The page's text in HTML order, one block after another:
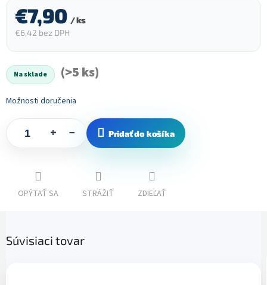
€7,90 / ks
€6,42 bez DPH
Na sklade
(>5 ks)
Možnosti doručenia
+ − Pridať do košíka
OPÝTAŤ SA STRÁŽIŤ ZDIEĽAŤ
Súvisiaci tovar